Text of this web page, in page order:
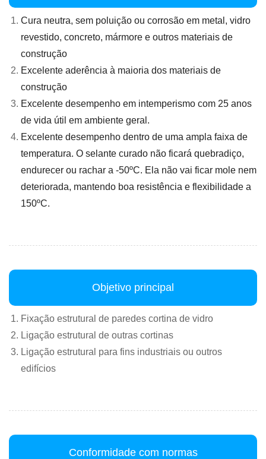
Cura neutra, sem poluição ou corrosão em metal, vidro
revestido, concreto, mármore e outros materiais de
construção
Excelente aderência à maioria dos materiais de
construção
Excelente desempenho em intemperismo com 25 anos
de vida útil em ambiente geral.
Excelente desempenho dentro de uma ampla faixa de
temperatura. O selante curado não ficará quebradiço,
endurecer ou rachar a -50ºC. Ela não vai ficar mole nem
deteriorada, mantendo boa resistência e flexibilidade a
150ºC.
Objetivo principal
Fixação estrutural de paredes cortina de vidro
Ligação estrutural de outras cortinas
Ligação estrutural para fins industriais ou outros
edifícios
Conformidade com normas